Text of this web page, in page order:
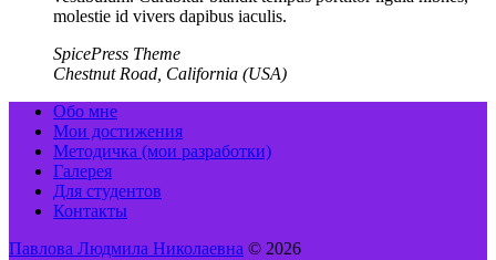
molestie id vivers dapibus iaculis.
SpicePress Theme
Chestnut Road, California (USA)
Обо мне
Мои достижения
Методичка (мои разработки)
Галерея
Для студентов
Контакты
Павлова Людмила Николаевна © 2026